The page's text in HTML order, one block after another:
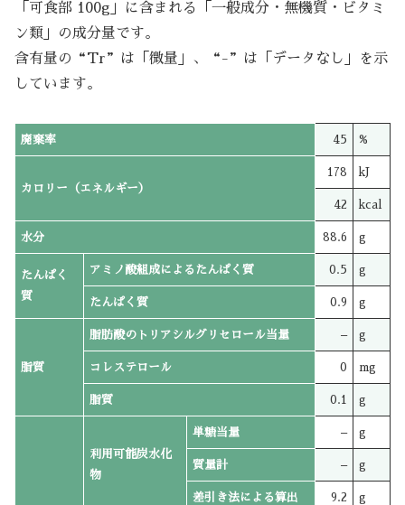
「可食部 100g」に含まれる「一般成分・無機質・ビタミ
ン類」の成分量です。
含有量の“Tr”は「微量」、“-”は「データなし」を示
しています。
廃棄率 45 %
カロリー（エネルギー）
178 kJ
42 kcal
水分 88.6 g
たんぱく
質
アミノ酸組成によるたんぱく質 0.5 g
たんぱく質 0.9 g
脂質
脂肪酸のトリアシルグリセロール当量 – g
コレステロール 0 mg
脂質 0.1 g
利用可能炭水化
物
単糖当量 – g
質量計 – g
差引き法による算出 9.2 g